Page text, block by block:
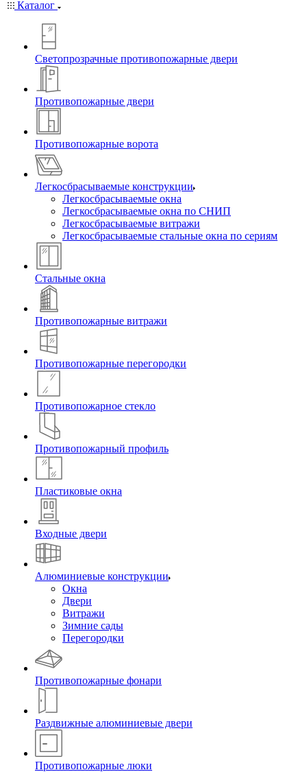
Каталог
Светопрозрачные противопожарные двери
Противопожарные двери
Противопожарные ворота
Легкосбрасываемые конструкции
Легкосбрасываемые окна
Легкосбрасываемые окна по СНИП
Легкосбрасываемые витражи
Легкосбрасываемые стальные окна по сериям
Стальные окна
Противопожарные витражи
Противопожарные перегородки
Противопожарное стекло
Противопожарный профиль
Пластиковые окна
Входные двери
Алюминиевые конструкции
Окна
Двери
Витражи
Зимние сады
Перегородки
Противопожарные фонари
Раздвижные алюминиевые двери
Противопожарные люки